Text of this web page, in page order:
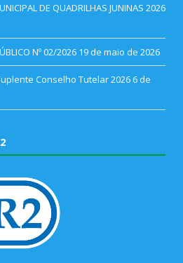
DE QUADRILHAS JUNINAS 2026
Nº 02/2026 19 de maio de 2026
Conselho Tutelar 2026 6 de